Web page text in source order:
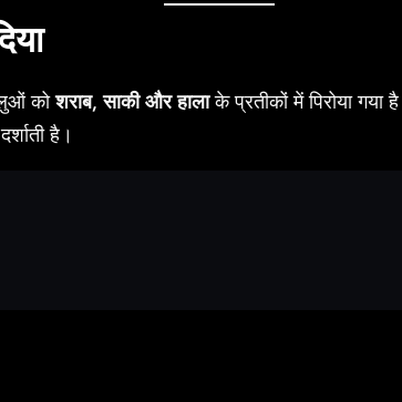
कोशराब, साकी और हालाके प्रतीकों में पिरोया गया
है।